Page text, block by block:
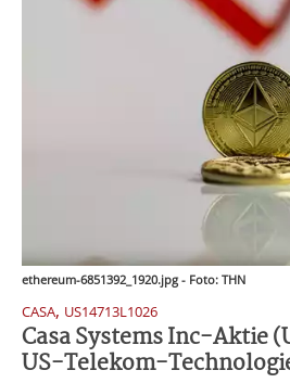
ethereum-6851392_1920.jpg - Foto: THN
CASA, US14713L1026
Casa Systems Inc-Aktie
US-Telekom-